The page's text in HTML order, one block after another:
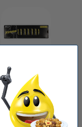
Pilas Alcalinas Xtreme
AA - LR06 - MN1500 - 24
unidades
14,50 € Incl. 21% IVA